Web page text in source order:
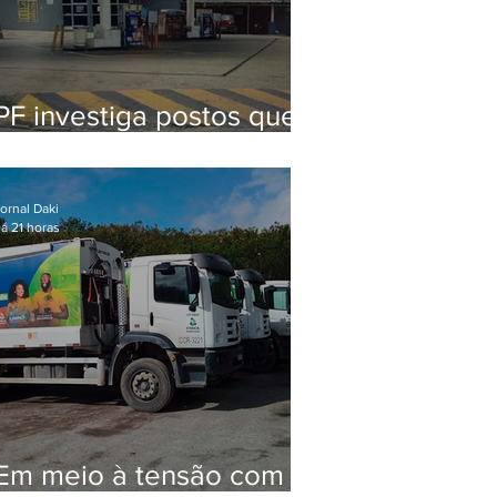
investiga postos que
de secretário
em 2020
meio à tensão com
Daki
21 horas